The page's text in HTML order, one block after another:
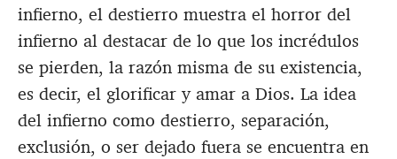
infierno, el destierro muestra el horror del
infierno al destacar de lo que los incrédulos
se pierden, la razón misma de su existencia,
es decir, el glorificar y amar a Dios. La idea
del infierno como destierro, separación,
exclusión, o ser dejado fuera se encuentra en